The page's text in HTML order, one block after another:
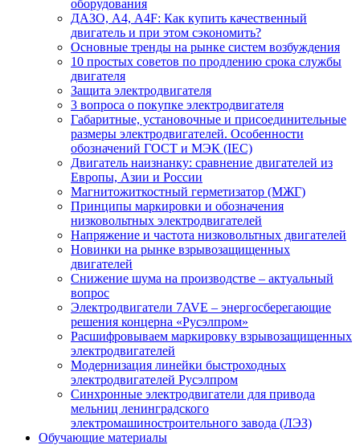
оборудования
ДАЗО, А4, А4F: Как купить качественный
двигатель и при этом сэкономить?
Основные тренды на рынке систем возбуждения
10 простых советов по продлению срока службы
двигателя
Защита электродвигателя
3 вопроса о покупке электродвигателя
Габаритные, установочные и присоединительные
размеры электродвигателей. Особенности
обозначений ГОСТ и МЭК (IEC)
Двигатель наизнанку: сравнение двигателей из
Европы, Азии и России
Магнитожиткостный герметизатор (МЖГ)
Принципы маркировки и обозначения
низковольтных электродвигателей
Напряжение и частота низковольтных двигателей
Новинки на рынке взрывозащищенных
двигателей
Снижение шума на производстве – актуальный
вопрос
Электродвигатели 7AVE – энергосберегающие
решения концерна «Русэлпром»
Расшифровываем маркировку взрывозащищенных
электродвигателей
Модернизация линейки быстроходных
электродвигателей Русэлпром
Синхронные электродвигатели для привода
мельниц ленинградского
электромашиностроительного завода (ЛЭЗ)
Обучающие материалы